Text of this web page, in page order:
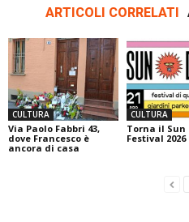
ARTICOLI CORRELATI
CULTURA
Via Paolo Fabbri 43,
dove Francesco è
ancora di casa
CULTURA
Torna il Sun
Festival 2026